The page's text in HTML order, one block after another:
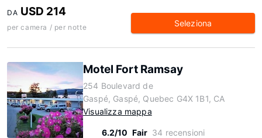
DA USD 214
per camera / per notte Seleziona
Motel Fort Ramsay
254 Boulevard de
Gaspé, Gaspé, Quebec G4X 1B1, CA
Visualizza mappa
6.2/10 Fair 34 recensioni